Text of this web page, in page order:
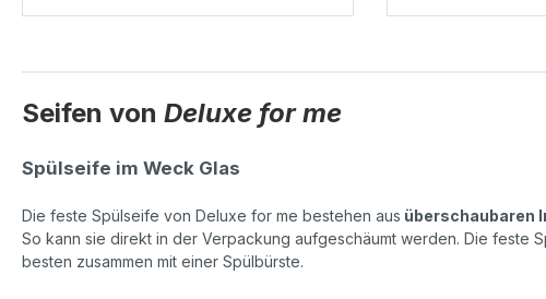
Seifen von Deluxe for me
Spülseife im Weck Glas
Die feste Spülseife von Deluxe for me bestehen aus überschaubaren
So kann sie direkt in der Verpackung aufgeschäumt werden. Die feste
besten zusammen mit einer Spülbürste.